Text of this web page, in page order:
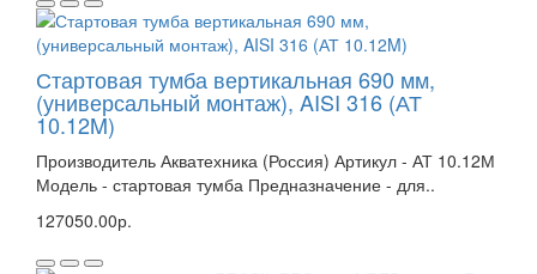
Стартовая тумба вертикальная 690 мм,
(универсальный монтаж), AISI 316 (АТ
10.12M)
Производитель Акватехника (Россия) Артикул - АТ 10.12М
Модель - стартовая тумба Предназначение - для..
127050.00р.